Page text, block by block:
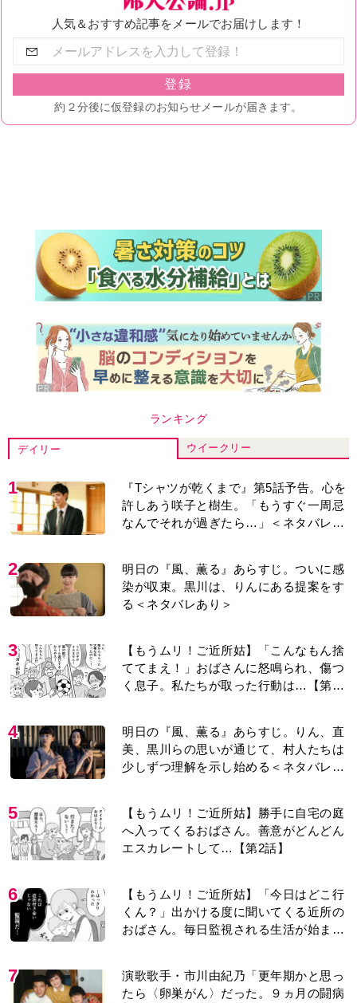
ランキング
デイリー ウイークリー
1
『Tシャツが乾くまで』第5話予告。心を
許しあう咲子と樹生。「もうすぐ一周忌
なんでそれが過ぎたら…」＜ネタバレあ
2
明日の『風、薫る』あらすじ。ついに感
染が収束。黒川は、りんにある提案をす
る＜ネタバレあり＞
3
【もうムリ！ご近所姑】「こんなもん捨
ててまえ！」おばさんに怒鳴られ、傷つ
く息子。私たちが取った行動は…【第3
4
明日の『風、薫る』あらすじ。りん、直
美、黒川らの思いが通じて、村人たちは
少しずつ理解を示し始める＜ネタバレあ
5
【もうムリ！ご近所姑】勝手に自宅の庭
へ入ってくるおばさん。善意がどんどん
エスカレートして…【第2話】
6
【もうムリ！ご近所姑】「今日はどこ行
くん？」出かける度に聞いてくる近所の
おばさん。毎日監視される生活が始ま
7
演歌歌手・市川由紀乃「更年期かと思っ
たら〈卵巣がん〉だった。９ヵ月の闘病